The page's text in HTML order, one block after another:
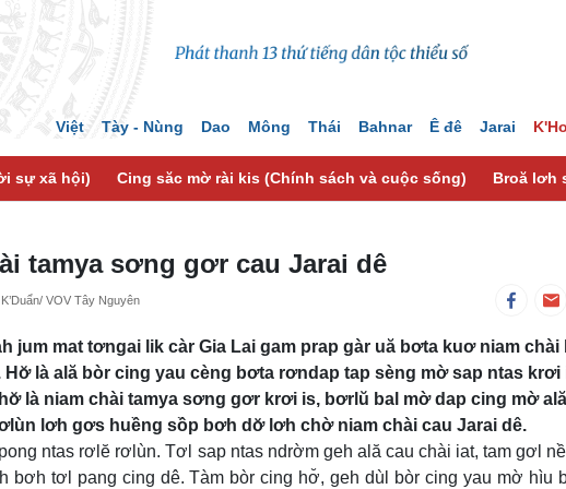
Việt Tày - Nùng Dao Mông Thái Bahnar Ê đê Jarai K'Ho
sự xã hội) Cing săc mờ rài kis (Chính sách và cuộc sống) Broă lơh
tamya sơng gơr cau Jarai dê
VOV Tây Nguyên
jum mat tơngai lik càr Gia Lai gam prap gàr uă bơta kuơ niam chài
là ală bòr cing yau cèng bơta rơndap tap sèng mờ sap ntas krơi
là niam chài tamya sơng gơr krơi is, bơrlŭ bal mờ dap cing mờ ală
lơh gơs huềng sồp bơh dơ̆ lơh chờ niam chài cau Jarai dê.
ntas rơlĕ rơlùn. Tơl sap ntas ndrờm geh ală cau chài iat, tam gơl
bơh tơl pang cing dê. Tàm bòr cing hơ̆, geh dùl bòr cing yau mờ hìu